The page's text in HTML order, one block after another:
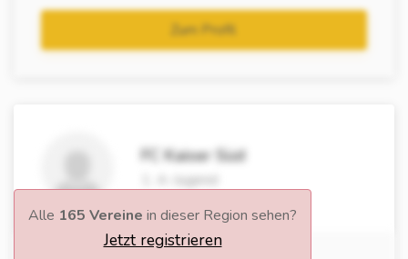
Zum Profil
FC Kaiser Süd
1. A-Jugend
Alle 165 Vereine in dieser Region sehen?
Jetzt registrieren